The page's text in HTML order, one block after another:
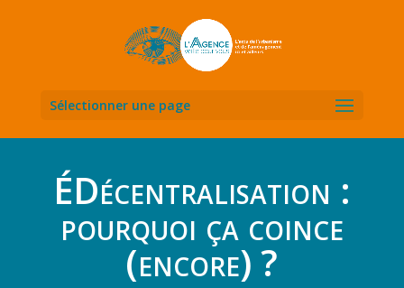
Sélectionner une page
ÉDécentralisation :
pourquoi ça coince
(encore) ?